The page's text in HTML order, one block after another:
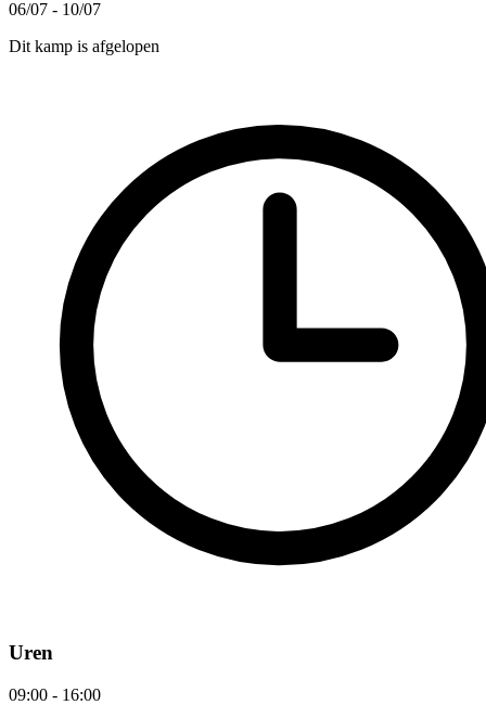
06/07 - 10/07
Dit kamp is afgelopen
Uren
09:00 - 16:00